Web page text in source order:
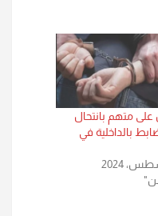
متهم بانتحال
بالداخلية في